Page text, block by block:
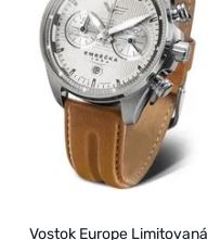
Vostok Europe Limitovaná